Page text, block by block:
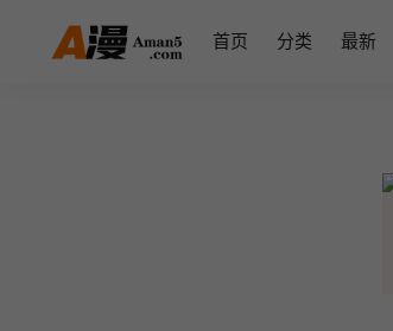
首页 分类 最新